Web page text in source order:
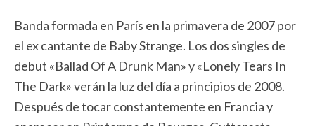
Banda formada en París en la primavera de 2007 por
el ex cantante de Baby Strange. Los dos singles de
debut «Ballad Of A Drunk Man» y «Lonely Tears In
The Dark» verán la luz del día a principios de 2008.
Después de tocar constantemente en Francia y